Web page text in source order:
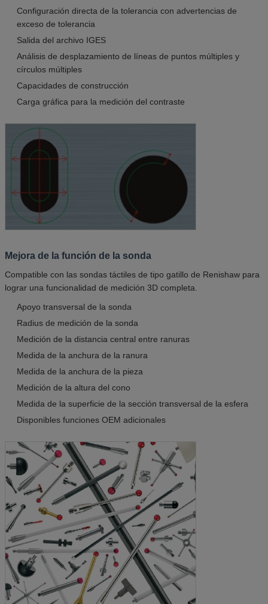
Configuración directa de la tolerancia con advertencias de
exceso de tolerancia
Salida del archivo IGES
Análisis de desplazamiento de líneas de puntos múltiples y
círculos múltiples
Capacidades de construcción
Carga gráfica para la medición del contraste
Mejora de la función de la sonda
Compatible con las sondas táctiles de tipo gatillo de Renishaw para
lograr una funcionalidad de medición 3D completa.
Apoyo transversal de la sonda
Radius de medición de la sonda
Medición de la distancia central entre ranuras
Medida de la anchura de la ranura
Medida de la anchura de la pieza
Medición de la altura del cono
Medida de la superficie de la sección transversal de la esfera
Disponibles funciones OEM adicionales